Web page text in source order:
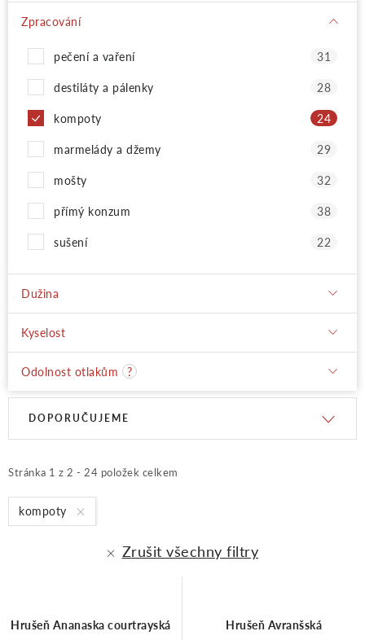
Zpracování
pečení a vaření
31
destiláty a pálenky
28
kompoty
24
marmelády a džemy
29
mošty
32
přímý konzum
38
sušení
22
Dužina
Kyselost
Odolnost otlakům ?
ý
p
s
Stránka 1 z 2 - 24 položek celkem
a
z
n
DOPORUČUJEME
kompoty
Zrušit všechny filtry
Hrušeň Ananaska courtrayská Hrušeň Avranšská